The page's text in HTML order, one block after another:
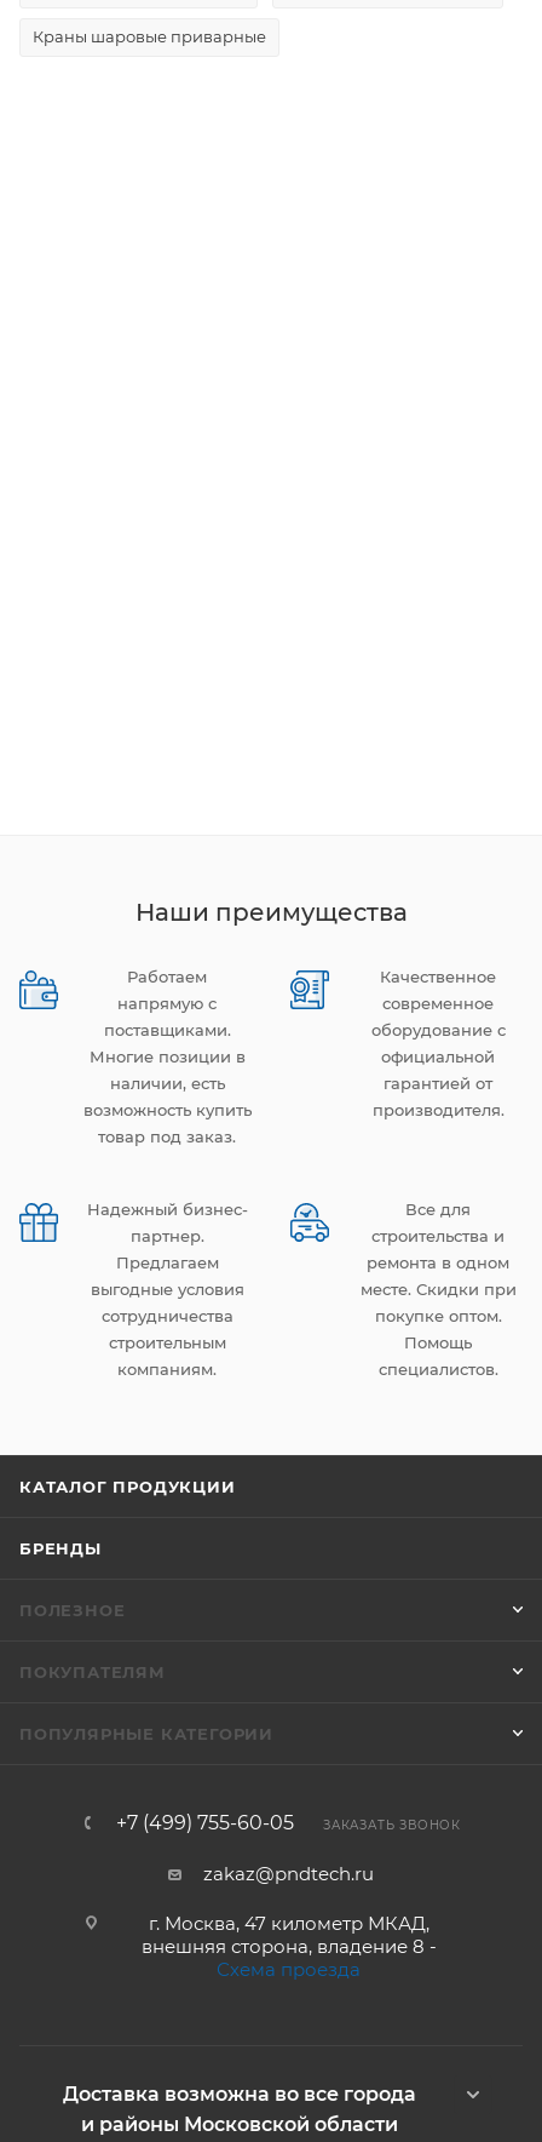
Краны шаровые приварные
Наши преимущества
Работаем
напрямую с
поставщиками.
Многие позиции в
наличии, есть
возможность купить
товар под заказ.
Качественное
современное
оборудование с
официальной
гарантией от
производителя.
Надежный бизнес-
партнер.
Предлагаем
выгодные условия
сотрудничества
строительным
компаниям.
Все для
строительства и
ремонта в одном
месте. Скидки при
покупке оптом.
Помощь
специалистов.
КАТАЛОГ ПРОДУКЦИИ
БРЕНДЫ
ПОЛЕЗНОЕ
ПОКУПАТЕЛЯМ
ПОПУЛЯРНЫЕ КАТЕГОРИИ
+7 (499) 755-60-05 ЗАКАЗАТЬ ЗВОНОК
zakaz@pndtech.ru
г. Москва, 47 километр МКАД,
внешняя сторона, владение 8 -
Схема проезда
Доставка возможна во все города
и районы Московской области